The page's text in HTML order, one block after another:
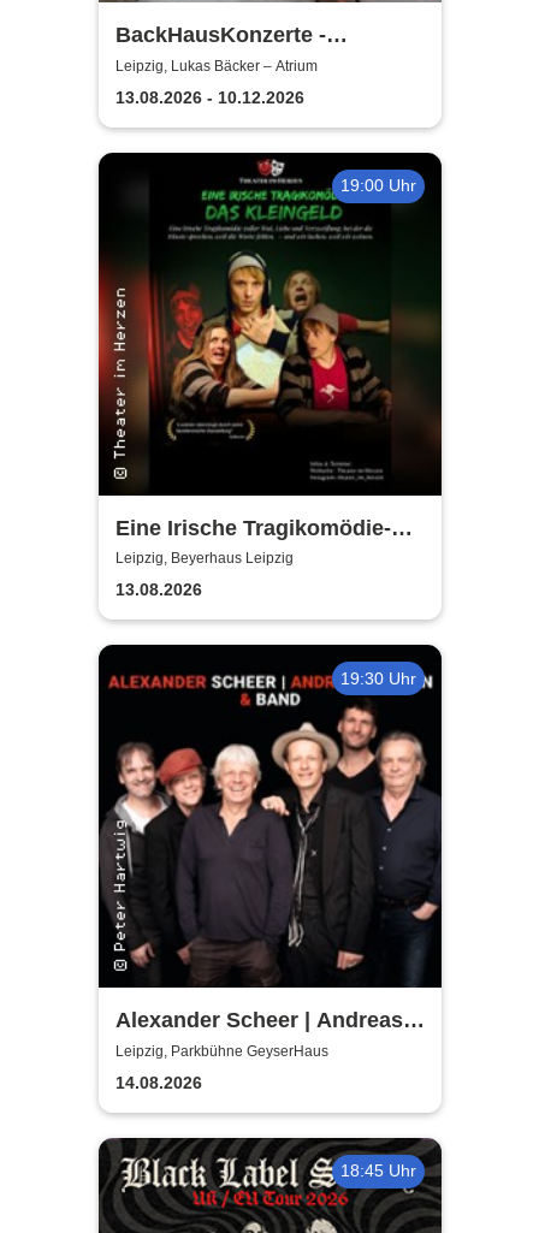
BackHausKonzerte -
Kammermusik mit der
Sinfonia Leipzig
Leipzig, Lukas Bäcker – Atrium
13.08.2026 - 10.12.2026
19:00 Uhr
Eine Irische Tragikomödie-
Das Kleingeld | Getreu dem
Motto: Wir lachen, weil wir
weinen
Leipzig, Beyerhaus Leipzig
13.08.2026
19:30 Uhr
Alexander Scheer | Andreas
Dresen & Band spielen (nicht
nur) Gundermann
Leipzig, Parkbühne GeyserHaus
14.08.2026
18:45 Uhr